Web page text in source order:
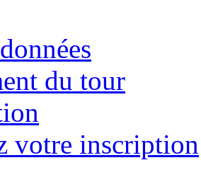
du tour
votre inscription